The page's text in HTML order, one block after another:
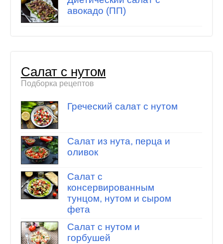
авокадо (ПП)
Салат с нутом
Подборка рецептов
Греческий салат с нутом
Салат из нута, перца и
оливок
Салат с
консервированным
тунцом, нутом и сыром
фета
Салат с нутом и
горбушей